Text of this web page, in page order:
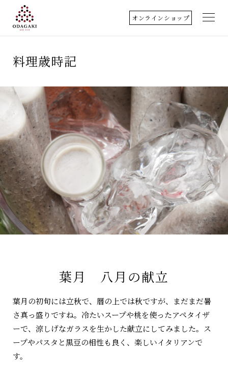
丹波篠山
取扱商品
料理歳時記
クッキングレシピ
アクセス
オンラインショップ
料理歳時記
葉月 八月の献立
葉月の初旬には立秋で、暦の上では秋ですが、まだまだ暑
さ真っ盛りですね。冷たいスープや桃を使ったアペタイザ
ーで、涼しげなガラスを生かした献立にしてみました。ス
ープやパスタと黒豆の相性も良く、楽しいイタリアンで
す。